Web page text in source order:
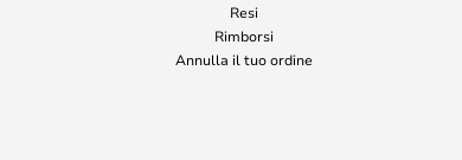
Resi
Rimborsi
Annulla il tuo ordine